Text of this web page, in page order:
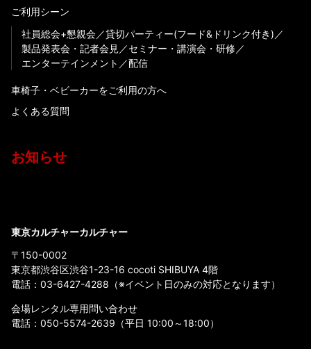
ご利用シーン
社員総会+懇親会
貸切パーティー(フード&ドリンク付き)
製品発表会・記者会見
セミナー・講演会・研修
エンターテインメント
配信
車椅子・ベビーカーをご利用の方へ
よくある質問
お知らせ
東京カルチャーカルチャー
〒150-0002
東京都渋谷区渋谷1-23-16 cocoti SHIBUYA 4階
電話： 03-6427-4288 （※イベント日のみの対応となります）
会場レンタル専用問い合わせ
電話： 050-5574-2639 （平日 10:00～18:00）